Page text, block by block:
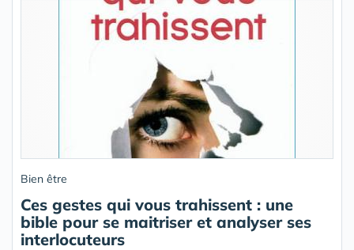
Bien être
Ces gestes qui vous trahissent : une
bible pour se maitriser et analyser ses
interlocuteurs